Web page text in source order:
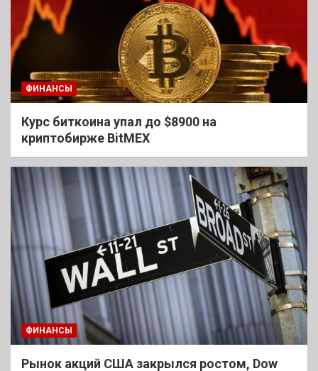
ФИНАНСЫ
Курс биткоина упал до $8900 на
криптобирже BitMEX
ФИНАНСЫ
Рынок акций США закрылся ростом, Dow